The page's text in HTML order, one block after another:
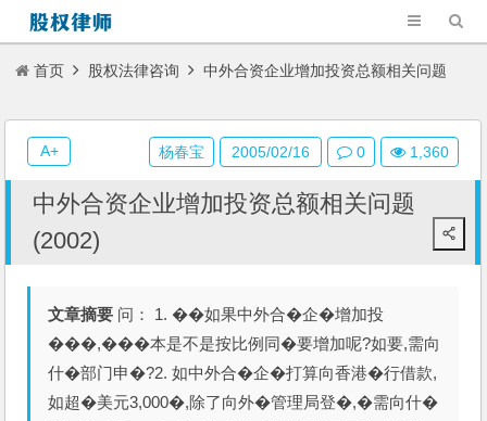
首页 股权法律咨询 中外合资企业增加投资总额相关问题
(2002)
中外合资企业增加投资总额相关问题
(2002)
文章摘要 问： 1. ��如果中外合�企�增加投
���,���本是不是按比例同�要增加呢?如要,需向
什�部门申�?2. 如中外合�企�打算向香港�行借款,
如超�美元3,000�,除了向外�管理局登�,�需向什�
杨春宝 2005/02/16 0 1,360
A+